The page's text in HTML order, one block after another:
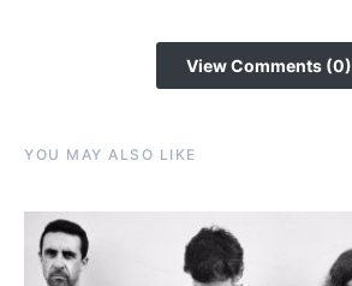
View Comments (0)
YOU MAY ALSO LIKE